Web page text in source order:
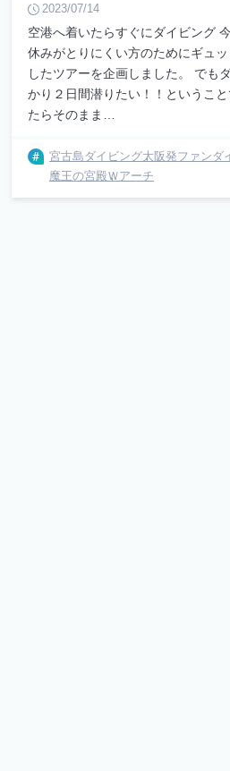
2023/07/14
空港へ着いたらすぐにダイビング
休みがとりにくい方のためにギュ
したツアーを企画しました。 でも
かり２日間潜りたい！！というこ
たらそのまま…
宮古島ダイビング大阪発ファンダ
魔王の宮殿Ｗアーチ